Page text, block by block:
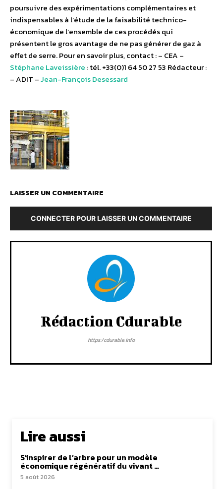
poursuivre des expérimentations complémentaires et
indispensables à l’étude de la faisabilité technico-
économique de l’ensemble de ces procédés qui
présentent le gros avantage de ne pas générer de gaz à
effet de serre. Pour en savoir plus, contact : – CEA –
Stéphane Laveissière : tél. +33(0)1 64 50 27 53 Rédacteur :
– ADIT –Jean-François Desessard
LAISSER UN COMMENTAIRE
CONNECTER POUR LAISSER UN COMMENTAIRE
Rédaction Cdurable
https:/cdurable.info
Lire aussi
S’inspirer de l’arbre pour un modèle
économique régénératif du vivant …
5 août 2026